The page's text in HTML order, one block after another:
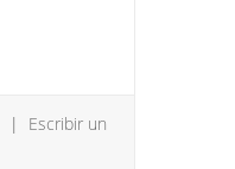
| Escribir un